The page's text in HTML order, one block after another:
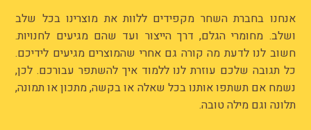
אנחנו בחברת השחר מקפידים ללוות את מוצרינו בכל שלב
ושלב. מחומרי הגלם, דרך הייצור ועד שהם מגיעים לחנויות.
חשוב לנו לדעת מה קורה גם אחרי שהמוצרים מגיעים לידיכם.
כל תגובה שלכם עוזרת לנו ללמוד איך להשתפר עבורכם. לכן,
נשמח אם תשתפו אותנו בכל שאלה או בקשה, מתכון או תמונה,
תלונה וגם מילה טובה.